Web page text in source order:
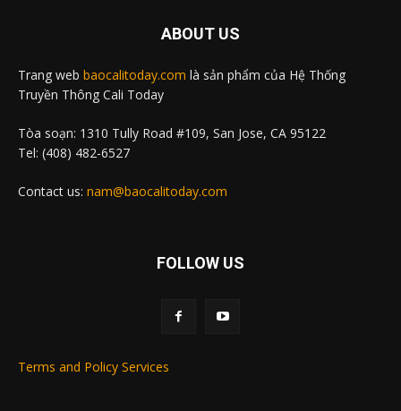
ABOUT US
Trang web baocalitoday.com là sản phẩm của Hệ Thống
Truyền Thông Cali Today
Tòa soạn: 1310 Tully Road #109, San Jose, CA 95122
Tel: (408) 482-6527
Contact us: nam@baocalitoday.com
FOLLOW US
Terms and Policy Services